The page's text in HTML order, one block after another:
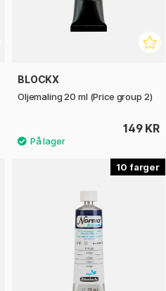
BLOCKX
Oljemaling 20 ml (Price group 2)
149 KR
10